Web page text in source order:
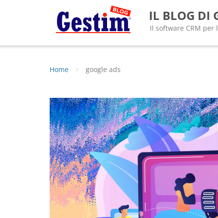
IL BLOG DI
Il software CRM
Home google ads